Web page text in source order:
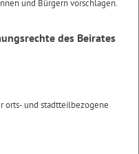
und Bürgern vorschlagen.
des Beirates
orts- und stadtteilbezogene